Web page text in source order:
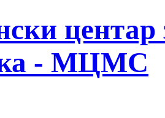
центар
- МЦМС